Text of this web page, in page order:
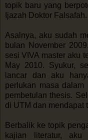
topik baru yang
Ijazah Doktor Falsafah.
Asalnya, aku sudah
bulan November
sesi VIVA master aku
May 2010. Syukur,
lancar dan aku
perlukan masa dalam
pembetulan thesis.
di UTM dan mendapat
Berbalik ke topik
kajian literatur,